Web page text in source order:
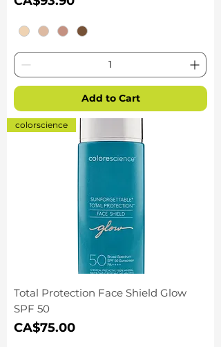
Add to Cart
colorscience
Total Protection Face Shield Glow
SPF 50
Price
CA$75.00